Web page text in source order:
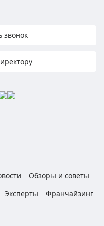
звонок
Обзоры и советы
Эксперты
Франчайзинг